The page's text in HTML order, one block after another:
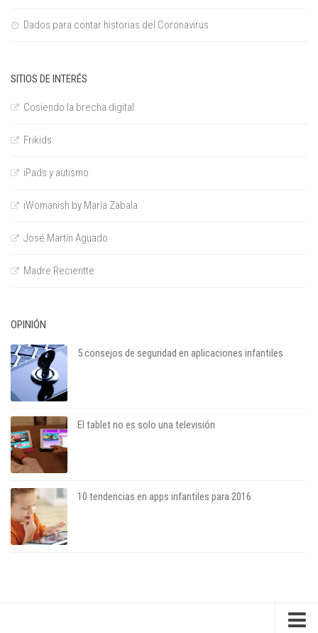
Dados para contar historias del Coronavirus
SITIOS DE INTERÉS
Cosiendo la brecha digital
Frikids
iPads y autismo
iWomanish by María Zabala
José Martín Aguado
Madre Recientte
OPINIÓN
5 consejos de seguridad en aplicaciones infantiles
El tablet no es solo una televisión
10 tendencias en apps infantiles para 2016